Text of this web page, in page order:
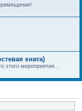
книга)
этого мероприятия...